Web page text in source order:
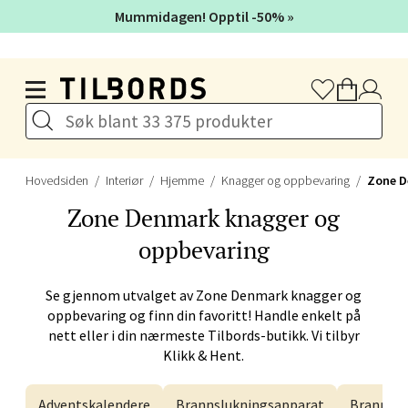
Hovedsiden Interiør Hjemme Knagger og oppbevaring Zone
Zone Denmarkknagger og
oppbevaring
Se gjennom utvalget avZone Denmark knagger og
oppbevaring og finn din favoritt! Handle enkelt på
nett eller i din nærmeste Tilbords-butikk. Vi tilbyr
Klikk & Hent.
Adventskalendere Brannslukningsapparat
Mummidagen! Opptil -50% »
Bergen - Galleriet
Åpent i dag 09-21
Gjøvik - CC Gjøvik